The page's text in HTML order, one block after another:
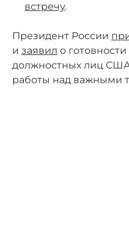
встречу.
Президент России
и заявил о
должностных лиц
работы над важными